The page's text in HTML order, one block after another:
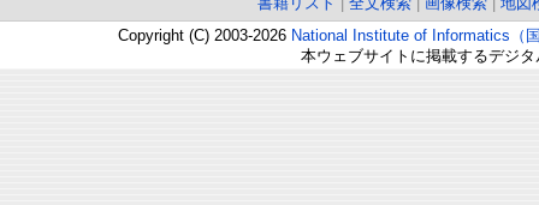
Copyright (C) 2003-2026 National Institute of Informatics（
本ウェブサイトに掲載するデジ